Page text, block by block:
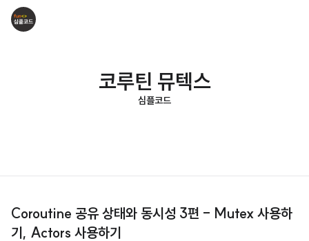
코루틴 뮤텍스
심플코드
Coroutine 공유 상태와 동시성 3편 - Mutex 사용하
기, Actors 사용하기